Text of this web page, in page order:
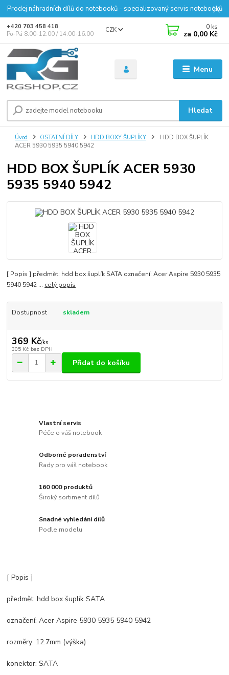
Prodej náhradních dílů do notebooků - specializovaný servis notebooků
Menu
CZK
Hledat
+420 703 458 418
Po-Pá 8:00-12:00 / 14:00-16:00
0 ks
za 0,00 Kč
Úvod OSTATNÍ DÍLY HDD BOXY ŠUPLÍKY
HDD BOX ŠUPLÍK
ACER 5930 5935 5940 5942
HDD BOX ŠUPLÍK ACER 5930
5935 5940 5942
[ Popis ] předmět: hdd box šuplík SATA označení: Acer Aspire 5930 5935
5940 5942 ... celý popis
Dostupnost skladem
369 Kč/ks
305 Kč bez DPH
Přidat do košíku
Vlastní servis
Péče o váš notebook
Odborné poradenství
Rady pro váš notebook
160 000 produktů
Široký sortiment dílů
Snadné vyhledání dílů
Podle modelu
[ Popis ]
předmět: hdd box šuplík SATA
označení: Acer Aspire 5930 5935 5940 5942
rozměry: 12.7mm (výška)
konektor: SATA